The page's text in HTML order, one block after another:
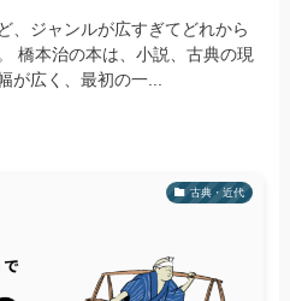
、ジャンルが広すぎてどれから
橋本治の本は、小説、古典の現
が広く、最初の一...
古典・近代